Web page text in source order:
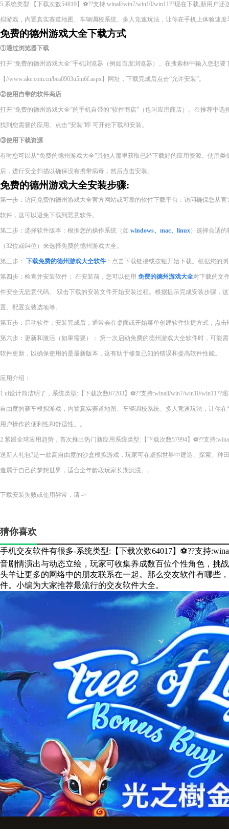
5.系统类型:【下载次数54819】⚽??支持:winall/win7/win10/win11??现在下载,新用户
拟游戏，内置真实赛道地图、车辆调校系统、多人竞速玩法，让你在手机上体验速
免费的德州游戏大全下载方式
①通过浏览器下载
打开“免费的德州游戏大全”手机浏览器（例如百度浏览器）。在搜索框中输入您想
【//www.ake.com.cn/bea0903u5m6f.aspx】网址，下载完成后点击“允许安装”。
②使用自带的软件商店
打开“免费的德州游戏大全”的手机自带的“软件商店”（也叫应用商店）。在推荐中
找到您需要的应用。点击“安装”即 可开始下载和安装。
③使用下载资源
有时您可以从“免费的德州游戏大全”其他人那里获取已经下载好的应用资源。使用
后，进行安全扫描以确保没有携带病毒，然后点击安装。
免费的德州游戏大全安装步骤:
第一步：访问免费的德州游戏大全官方网站或可靠的软件下载平台：访问确保您从
软件，这可以避免下载到恶意软件。
第二步：选择软件版本：根据您的操作系统（如 windows、mac、linux）选择合适
（32位或64位）来选择免费的德州游戏大全。
第三步： 下载免费的德州游戏大全软件 ：点击下载链接或按钮开始下载。根据您的
第四步：检查并安装软件： 在安装前，您可以使用 免费的德州游戏大全对下载的文
件安全无恶意代码。 双击下载的安装文件开始安装过程。根据提示完成安装步骤，
置、配置安装选项等。
第五步：启动软件：安装完成后，通常会在桌面或开始菜单创建软件快捷方式，点
第六步：更新和激活（如果需要）： 第一次启动免费的德州游戏大全软件时，可能
软件更新，以确保使用的是最新版本，这有助于修复已知的错误和提高软件性能。
应用介绍：
1.ui设计简洁明了，系统类型:【下载次数67203】⚽??支持:winall/win7/win10/win11??
自由度的赛车模拟游戏，内置真实赛道地图、车辆调校系统、多人竞速玩法，让你
用户操作的便利性和舒适性。。
2.紧跟全球应用趋势，首次推出热门新应用系统类型:【下载次数57994】⚽??支持
送新人礼包?是一款高自由度的沙盒模拟游戏，玩家可在虚拟世界中建造、探索、种
造属于自己的梦想世界，适合全年龄段玩家长期沉浸。。
下载安装失败或使用异常，请 ->
猜你喜欢
手机交友软件有很多-系统类型:【下载次数64017】⚽??支持
音剧情演出与动态立绘，玩家可收集养成数百位个性角色，挑
头羊让更多的网络中的朋友联系在一起。那么交友软件有哪些
件。小编为大家推荐最流行的交友软件大全。